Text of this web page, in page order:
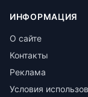
ИНФОРМАЦИЯ
О сайте
Контакты
Реклама
Условия